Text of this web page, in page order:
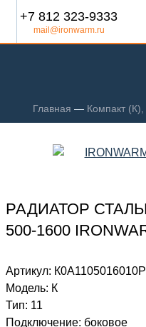
+7 812 323-9333
mail@ironwarm.ru
Главная — Компакт
РАДИАТОР
500-1600
Артикул:
Модель: К
Тип: 11
Подключение: боковое